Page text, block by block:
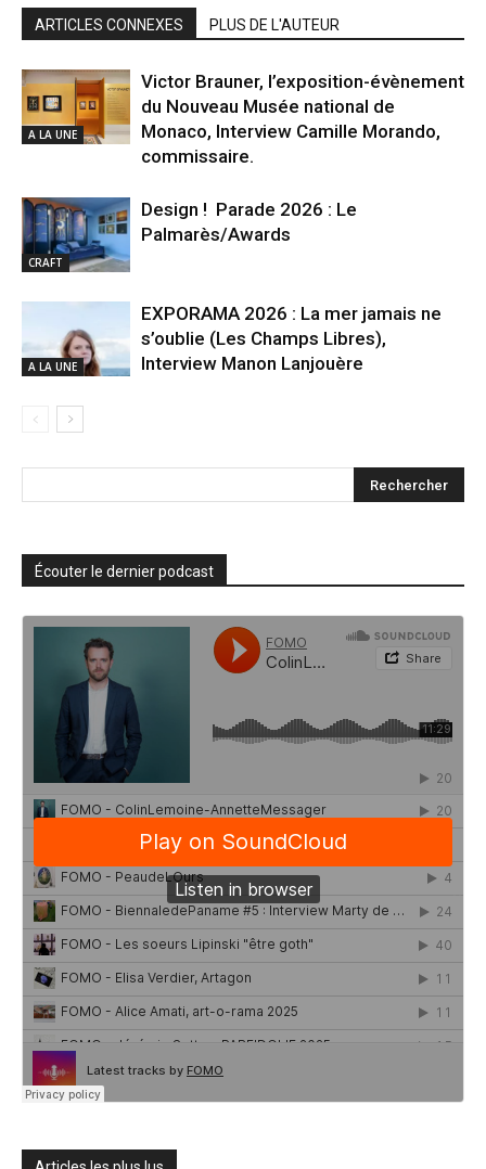
ARTICLES CONNEXES PLUS DE L'AUTEUR
A LA UNE
Victor Brauner, l’exposition-évènement
du Nouveau Musée national de
Monaco, Interview Camille Morando,
commissaire.
CRAFT
Design ! Parade 2026 : Le
Palmarès/Awards
A LA UNE
EXPORAMA 2026 : La mer jamais ne
s’oublie (Les Champs Libres),
Interview Manon Lanjouère
Écouter le dernier podcast